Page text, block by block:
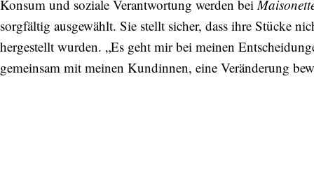
Konsum und soziale Verantwortung werden bei
sorgfältig ausgewählt. Sie stellt sicher, dass ihre Stücke
hergestellt wurden. „Es geht mir bei meinen
gemeinsam mit meinen Kundinnen, eine Veränderung